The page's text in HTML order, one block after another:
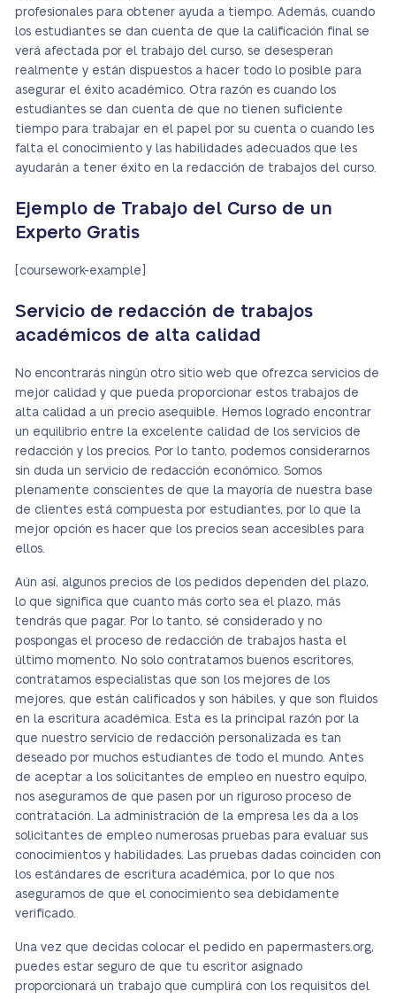
profesionales para obtener ayuda a tiempo. Además, cuando
los estudiantes se dan cuenta de que la calificación final se
verá afectada por el trabajo del curso, se desesperan
realmente y están dispuestos a hacer todo lo posible para
asegurar el éxito académico. Otra razón es cuando los
estudiantes se dan cuenta de que no tienen suficiente
tiempo para trabajar en el papel por su cuenta o cuando les
falta el conocimiento y las habilidades adecuados que les
ayudarán a tener éxito en la redacción de trabajos del curso.
Ejemplo de Trabajo del Curso de un
Experto Gratis
[coursework-example]
Servicio de redacción de trabajos
académicos de alta calidad
No encontrarás ningún otro sitio web que ofrezca servicios de
mejor calidad y que pueda proporcionar estos trabajos de
alta calidad a un precio asequible. Hemos logrado encontrar
un equilibrio entre la excelente calidad de los servicios de
redacción y los precios. Por lo tanto, podemos considerarnos
sin duda un servicio de redacción económico. Somos
plenamente conscientes de que la mayoría de nuestra base
de clientes está compuesta por estudiantes, por lo que la
mejor opción es hacer que los precios sean accesibles para
ellos.
Aún así, algunos precios de los pedidos dependen del plazo,
lo que significa que cuanto más corto sea el plazo, más
tendrás que pagar. Por lo tanto, sé considerado y no
pospongas el proceso de redacción de trabajos hasta el
último momento. No solo contratamos buenos escritores,
contratamos especialistas que son los mejores de los
mejores, que están calificados y son hábiles, y que son fluidos
en la escritura académica. Esta es la principal razón por la
que nuestro servicio de redacción personalizada es tan
deseado por muchos estudiantes de todo el mundo. Antes
de aceptar a los solicitantes de empleo en nuestro equipo,
nos aseguramos de que pasen por un riguroso proceso de
contratación. La administración de la empresa les da a los
solicitantes de empleo numerosas pruebas para evaluar sus
conocimientos y habilidades. Las pruebas dadas coinciden con
los estándares de escritura académica, por lo que nos
aseguramos de que el conocimiento sea debidamente
verificado.
Una vez que decidas colocar el pedido en papermasters.org,
puedes estar seguro de que tu escritor asignado
proporcionará un trabajo que cumplirá con los requisitos del